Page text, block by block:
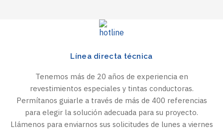
Línea directa técnica
Tenemos más de 20 años de experiencia en
revestimientos especiales y tintas conductoras.
Permítanos guiarle a través de más de 400 referencias
para elegir la solución adecuada para su proyecto.
Llámenos para enviarnos sus solicitudes de lunes a viernes